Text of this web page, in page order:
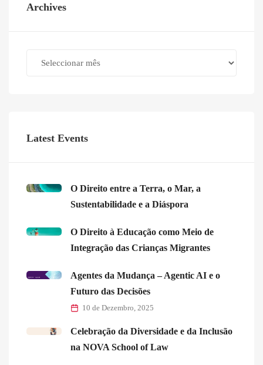
Archives
Latest Events
O Direito entre a Terra, o Mar, a
Sustentabilidade e a Diáspora
O Direito à Educação como Meio de
Integração das Crianças Migrantes
Agentes da Mudança – Agentic AI e o
Futuro das Decisões
10 de Dezembro, 2025
Celebração da Diversidade e da Inclusão
na NOVA School of Law